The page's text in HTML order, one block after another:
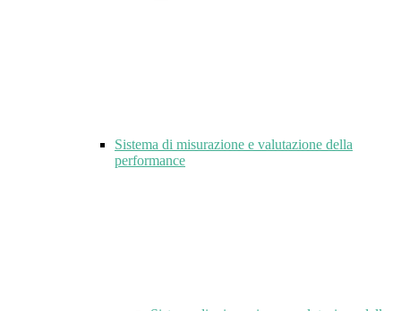
Sistema di misurazione e valutazione della
performance